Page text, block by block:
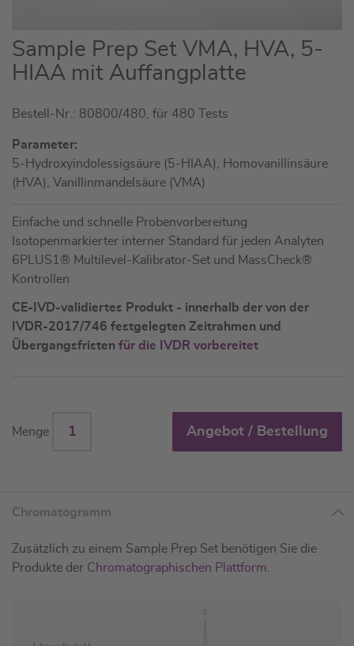
Zum
Anfang
der
springen
Sample Prep Set VMA, HVA, 5-
HIAA mit Auffangplatte
Bestell-Nr.: 80800/480, für 480 Tests
Parameter:
5-Hydroxyindolessigsäure (5-HIAA), Homovanillinsäure
(HVA), Vanillinmandelsäure (VMA)
Einfache und schnelle Probenvorbereitung
Isotopenmarkierter interner Standard für jeden Analyten
6PLUS1® Multilevel-Kalibrator-Set und MassCheck®
Kontrollen
CE-IVD-validiertes Produkt - innerhalb der von der
IVDR-2017/746 festgelegten Zeitrahmen und
Übergangsfristen für die IVDR vorbereitet
Menge Angebot / Bestellung
Chromatogramm
Zusätzlich zu einem Sample Prep Set benötigen Sie die
Produkte der Chromatographischen Plattform.